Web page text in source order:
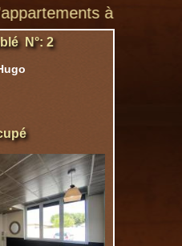
à Montluçon de
N°: 2